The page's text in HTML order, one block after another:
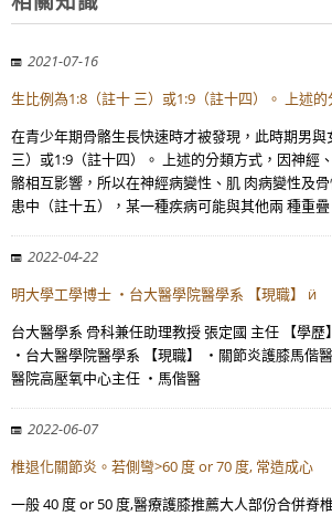
2021-07-16
生比例為1:8（註十 三）或1:9（註十四）。 上述
在青少年期骨骼生長快速時才被發現，此時期男
三）或1:9（註十四）。 上述的分類方式，因神經
骼相互影響，所以在神經病變性、肌 肉病變性及
患中（註十五），某一種疾病可能與其他兩 種重疊
2022-04-22
明大學工學博士 ・台大醫學院醫學系 【現職】 ӥ
台大醫學系 骨科兼任助理教授 張定國 主任 【學
・台大醫學院醫學系 【現職】 ・關節炎護膝馬偕
醫院高壓氧中心主任 ・馬偕醫
2022-06-07
椎退化關節炎。若側彎>60 度 or 70 度, 常造成心
一般 40 度 or 50 度,醫療護膝推薦大人部份合併脊